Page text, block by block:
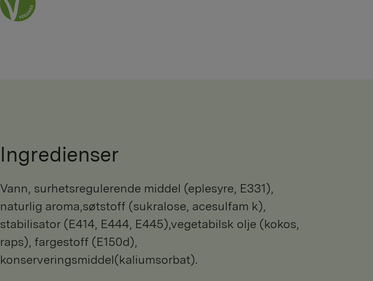
Ingredienser
Vann, surhetsregulerende middel (eplesyre, E331),
naturlig aroma,søtstoff (sukralose, acesulfam k),
stabilisator (E414, E444, E445),vegetabilsk olje (kokos,
raps), fargestoff (E150d),
konserveringsmiddel(kaliumsorbat).